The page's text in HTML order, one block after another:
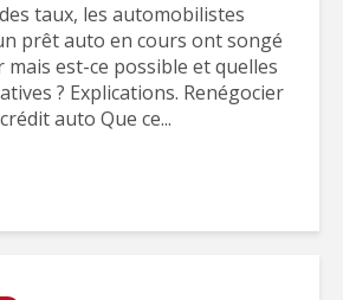
taux, les automobilistes
prêt auto en cours ont songé
mais est-ce possible et quelles
? Explications. Renégocier
auto Que ce...